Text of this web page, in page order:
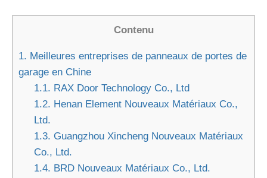
Contenu
1. Meilleures entreprises de panneaux de portes de
garage en Chine
1.1. RAX Door Technology Co., Ltd
1.2. Henan Element Nouveaux Matériaux Co.,
Ltd.
1.3. Guangzhou Xincheng Nouveaux Matériaux
Co., Ltd.
1.4. BRD Nouveaux Matériaux Co., Ltd.